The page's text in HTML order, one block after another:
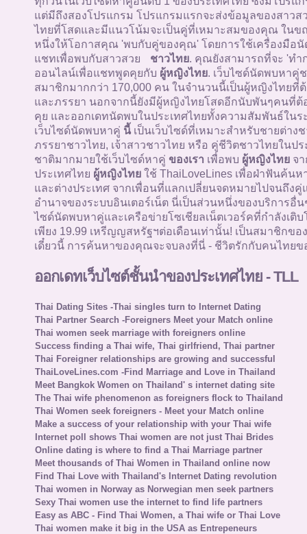
แต่มีถึงสองโปรแกรม โปรแกรมแรกจะส่งข้อมูลของสาวส
ไทยที่โสดและมีแนวโน้มจะเป็นคู่ที่เหมาะสมของคุณ ใน
หนึ่งให้โอกาสคุณ 'พบกับคู่ของคุณ' โดยการใช้เครื่องมือนั
แชทเพื่อพบกับสาวสวย
ชาวไทย. คุณยังสามารถที่จะ 'ทำ
ออนไลน์เพื่อแชทพูดคุยกับ ผู้หญิงไทย. เว็บไซด์นัดพบหาคู่
สมาชิกมากกว่า 170,000 คน ในจำนวนนี้เป็นผู้หญิงไทยที่ต้
และภรรยา นอกจากนี้ยังมีผู้หญิงไทยโสดอีกนับพันๆคนที่ต้
คุย และออกเดทนัดพบในประเทศไทยทั้งความสัมพันธ์ในร
เว็บไซด์นัดพบหาคู่ นี้เป็นเว็บไซด์ที่เหมาะสำหรับชายต่าง
ภรรยาชาวไทย, เจ้าสาวชาวไทย หรือ คู่ชีวิตชาวไทยในปร
ชาติมากมายใช้เว็บไซด์หาคู่ ของเรา เพื่อพบ ผู้หญิงไทยจา
ประเทศไทย ผู้หญิงไทยใช้ ThaiLoveLines เพื่อฝ่าฟันค้นห
และต่างประเทศ จากเพื่อนที่แลกเปลี่ยนจดหมายไปจนถึงคู่
อำนาจของระบบอินเตอร์เน็ต นี่เป็นส่วนหนึ่งของบริการอื่
ไซด์นัดพบหาคู่และเครือข่ายโซเชียลเน็ตเวอร์คที่กำลังเติ
เพียง 19.99 เหรีญญสหรัฐฯต่อเดือนเท่านั้น! เป็นสมาชิกขอ
เดี๋ยวนี้ การค้นหาของคุณจะจบลงที่นี่ - ชีวิตรักกับคนไทย
ออกเดทเว็บไซต์ชั้นนำของประเทศไทย - TLL
Thai Dating Sites -Thai singles turn to Internet Dating
Thai Partner Search -Foreigners Meet your Match online
Thai women seek marriage with foreigners online
Success finding a Thai wife, Thai girlfriend, Thai partner
Thai Foreigner relationships are growing and successful
ThaiLoveLines.com -Find Marriage and Love in Thailand
Meet Bangkok Women on Thailand' s internet dating site
The Thai wife phenomenon as foreigners flock to Thailand
Thai Women seek foreigners - Meet your Match online
Make a success of your relationship with your Thai wife
Internet poll shows Thai women are not just Thai Brides
Online dating is where to find a Thai Marriage partner
Meet thousands of Thai Women in Thailand online now
Find Thai Love with Thailand's Internet Dating revolution
Thai women in Norway as Norwegian men seek partners
Sexy Thai women use the internet to find life partners
Easy as ABC - Find Thai Women, a Thai wife or Thai Love
Thai women make it big in the USA as Entrepeneurs